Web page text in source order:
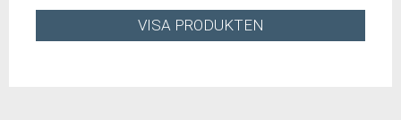
VISA PRODUKTEN